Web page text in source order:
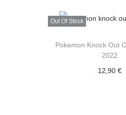
Out Of Stock
Pokemon Knock Out
2022
12,90 €